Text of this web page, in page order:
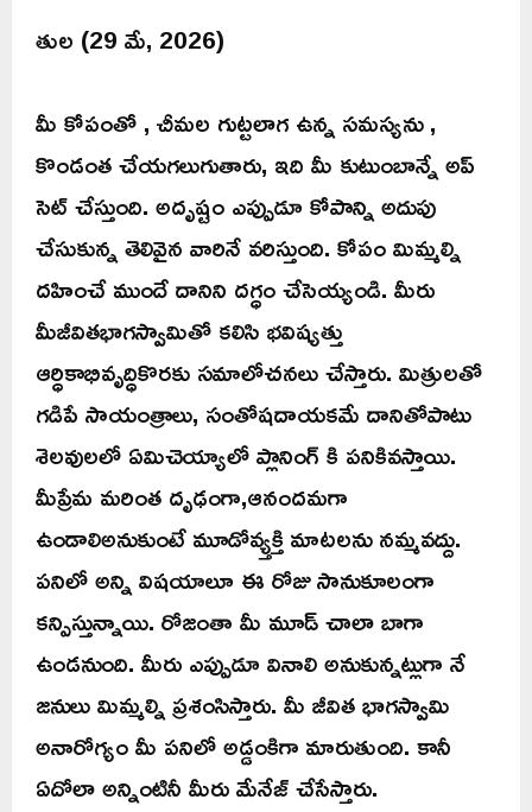
తుల (29 మే, 2026)
మీ కోపంతో , చీమల గుట్టలాగ ఉన్న సమస్యను ,
కొండంత చేయగలుగుతారు, ఇది మీ కుటుంబాన్నే అప్
సెట్ చేస్తుంది. అదృష్టం ఎప్పుడూ కోపాన్ని అదుపు
చేసుకున్న తెలివైన వారినే వరిస్తుంది. కోపం మిమ్మల్ని
దహించే ముందే దానిని దగ్ధం చేసెయ్యండి. మీరు
మీజీవితభాగస్వామితో కలిసి భవిష్యత్తు
ఆర్ధికాభివృద్ధికొరకు సమాలోచనలు చేస్తారు. మిత్రులతో
గడిపే సాయంత్రాలు, సంతోషదాయకమే దానితోపాటు
శెలవులలో ఏమిచెయ్యాలో ప్లానింగ్ కి పనికివస్తాయి.
మీప్రేమ మరింత దృఢంగా,ఆనందమగా
ఉండాలిఅనుకుంటే మూడోవ్య్తక్తి మాటలను నమ్మవద్దు.
పనిలో అన్ని విషయాలూ ఈ రోజు సానుకూలంగా
కన్పిస్తున్నాయి. రోజంతా మీ మూడ్ చాలా బాగా
ఉండనుంది. మీరు ఎప్పుడూ వినాలి అనుకున్నట్లుగా నే
జనులు మిమ్మల్ని ప్రశంసిస్తారు. మీ జీవిత భాగస్వామి
అనారోగ్యం మీ పనిలో అడ్డంకిగా మారుతుంది. కానీ
ఏదోలా అన్నింటినీ మీరు మేనేజ్ చేసేస్తారు.